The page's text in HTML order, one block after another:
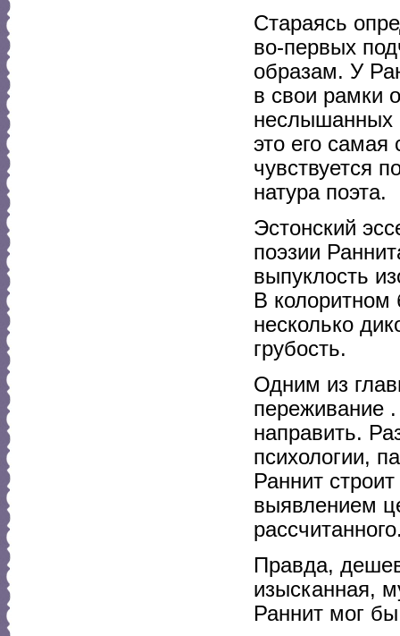
Стараясь
во-первых
образам. У
в свои рамки
неслышанных
это его самая
чувствуется
натура поэта.
Эстонский
поэзии
выпуклость
В колоритном
несколько
грубость.
Одним из
переживание
направить.
психологии,
Раннит
выявлением
Правда,
изысканная,
Раннит мог